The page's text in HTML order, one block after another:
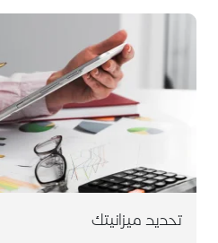
تحديد ميزانيتك
بطاقة التسوق تساعدك على